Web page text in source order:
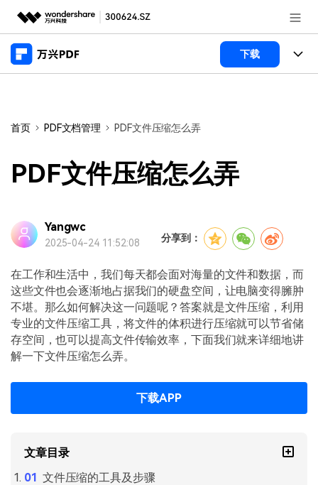
推荐产品
新闻中心
帮助中心
客服热线：4000-300624
下载
桌面端
万兴PDF Mac版
万兴PDF 安卓版
万兴PDF iOS版
PDF开发工具
万兴PDF SDK
功能
PDF新功能
PDF编辑器
PDF合并工具
PDF加密
PDF文件压缩
PDF签名
PDF提取页面
企业采购
经销商招募
产品支持
常见问题
产品信息
更新日志
02.转换PDF
03.编辑PDF
首页 PDF文档管理 PDF文件压缩怎么弄
PDF文件压缩怎么弄
Yangwc
2025-04-24 11:52:08 分享到：
在工作和生活中，我们每天都会面对海量的文件和数据，而
这些文件也会逐渐地占据我们的硬盘空间，让电脑变得臃肿
不堪。那么如何解决这一问题呢？答案就是文件压缩，利用
专业的文件压缩工具，将文件的体积进行压缩就可以节省储
存空间，也可以提高文件传输效率，下面我们就来详细地讲
解一下文件压缩怎么弄。
下载APP
文章目录
文件压缩的工具及步骤